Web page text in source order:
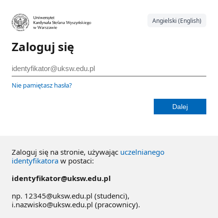
Angielski (English)
Zaloguj się
Nie pamiętasz hasła?
Zaloguj się na stronie, używając uczelnianego
identyfikatora w postaci:
identyfikator@uksw.edu.pl
np. 12345@uksw.edu.pl (studenci),
i.nazwisko@uksw.edu.pl (pracownicy).